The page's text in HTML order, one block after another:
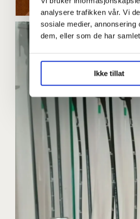
analysere trafikken vår. Vi
sosiale medier,
dem, eller som de har
Ikke tillat